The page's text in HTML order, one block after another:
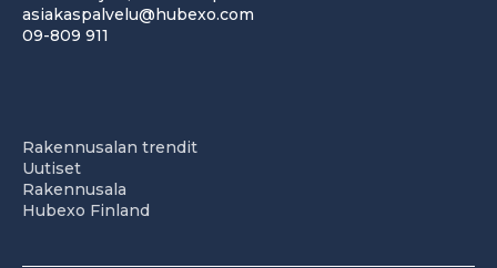
asiakaspalvelu@hubexo.com
09-809 911
Rakennusalan trendit
Uutiset
Rakennusala
Hubexo Finland